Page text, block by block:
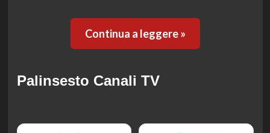
Continua a leggere »
Palinsesto Canali TV